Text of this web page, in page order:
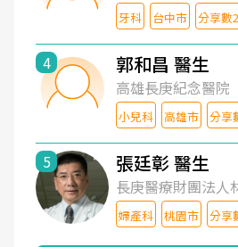
牙科 台中市 分享數
4 郭和昌 醫生
高雄長庚紀念醫院
小兒科 高雄市 分享
5 張廷彰 醫生
長庚醫療財團法人
婦產科 桃園市 分享